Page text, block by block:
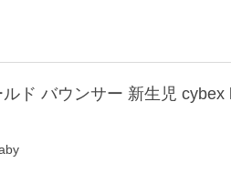
ド バウンサー 新生児